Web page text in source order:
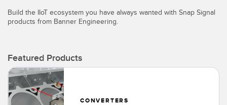
ACCESSORIES
Converters
Câbles
Build the IIoT ecosystem you have always wanted with Snap Signal
products from Banner Engineering.
Featured Products
CONVERTERS